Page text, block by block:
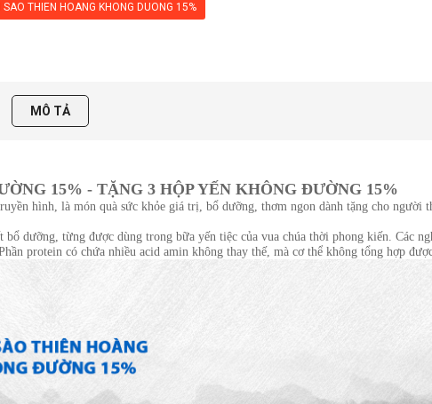
SAO THIEN HOANG KHONG DUONG 15%
MÔ TẢ
15% - TẶNG 3 HỘP YẾN KHÔNG ĐƯỜNG 15%
hình, là món quà sức khỏe giá trị, bổ dưỡng, thơm ngon dành tặng cho người
dưỡng, từng được dùng trong bữa yến tiệc của vua chúa thời phong kiến. Các
protein có chứa nhiều acid amin không thay thế, mà cơ thể không tổng hợp